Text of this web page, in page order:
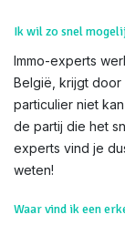
Ik wil zo snel
Immo-experts
België, krijgt door
particulier niet
de partij die het
experts vind je
weten!
Waar vind ik een